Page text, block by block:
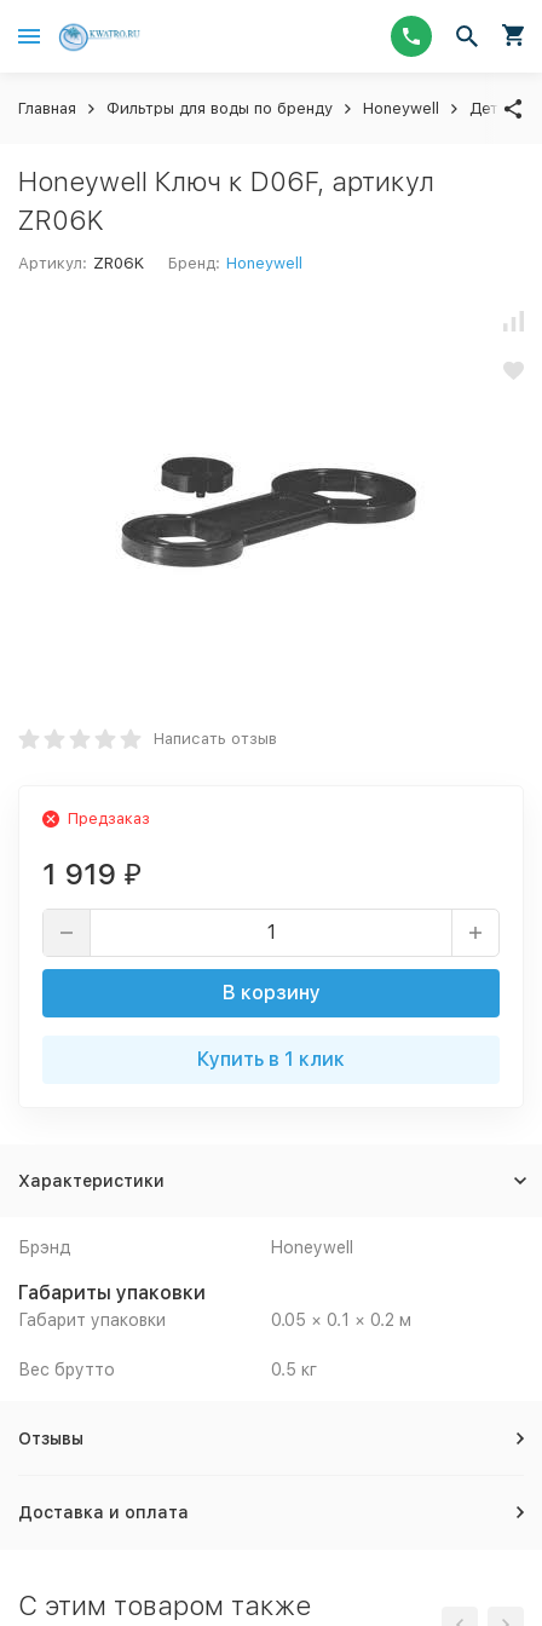
Главная Фильтры для воды по бренду Honeywell Детали
Honeywell Ключ к D06F, артикул
ZR06K
Артикул: ZR06K Бренд: Honeywell
Написать отзыв
Предзаказ
1 919 ₽
В корзину
Купить в 1 клик
Характеристики
Брэнд Honeywell
Габариты упаковки
Габарит упаковки 0.05 × 0.1 × 0.2 м
Вес брутто 0.5 кг
Отзывы
Доставка и оплата
C этим товаром также